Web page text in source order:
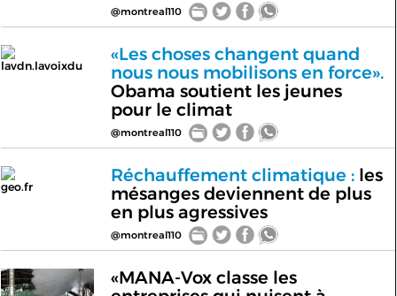
@montreal110
lavdn.lavoixdu
«Les choses changent quand
nous nous mobilisons en force».
Obama soutient les jeunes
pour le climat
@montreal110
geo.fr
Réchauffement climatique :les
mésanges deviennent de plus
en plus agressives
@montreal110
«MANA-Vox classe les